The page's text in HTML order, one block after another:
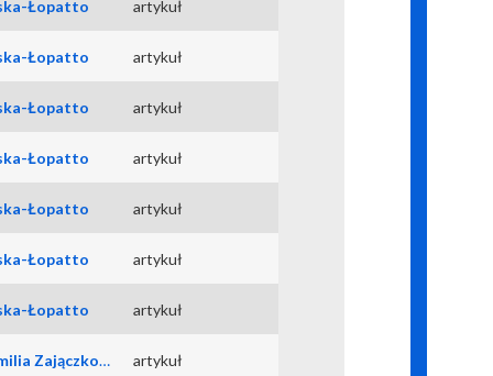
Łopatto artykuł
Łopatto artykuł
Łopatto artykuł
Łopatto artykuł
Łopatto artykuł
Łopatto artykuł
Łopatto artykuł
Łopatto artykuł